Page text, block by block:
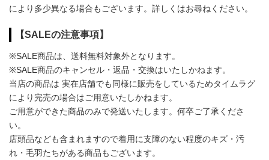
により多少異なる場合もございます。詳しくはお尋ねください。
【SALEの注意事項】
※SALE商品は、送料無料対象外となります。
※SALE商品のキャンセル・返品・交換はいたしかねます。
当店の商品は 実在店舗でも同様に販売をしているためタイムラグ
により完売の場合はご用意いたしかねます。
ご用意ができた商品のみで発送いたします。何卒ご了承くださ
い。
店頭品なども含まれますので着用に支障のない程度のキズ・汚
れ・毛羽たちがある商品もございます。